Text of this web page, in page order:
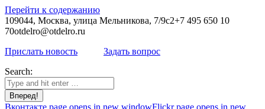
Перейти к содержанию
109044, Москва, улица Мельникова, 7/9с2+7 495 650 10
70otdelro@otdelro.ru
Прислать новость
Задать вопрос
Search:
Вконтакте page opens in new windowFlickr page opens in new